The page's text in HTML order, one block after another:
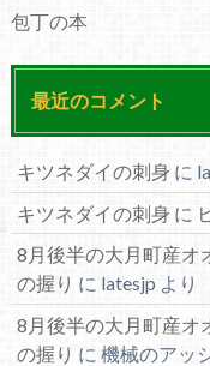
包丁の本
最近のコメント
キツネダイの刺身 に
キツネダイの刺身 に
8月後半の大月町産オ
の握り に latesjp より
8月後半の大月町産オ
の握り に 機械のアッ